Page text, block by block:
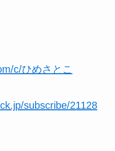
c/ひめさとこ
subscribe/21128